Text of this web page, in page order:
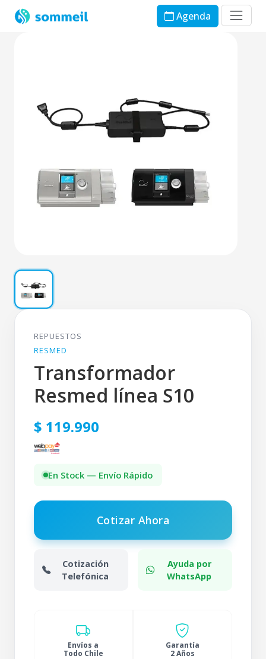
Agenda
REPUESTOS
RESMED
Transformador
Resmed línea S10
$ 119.990
En Stock — Envío Rápido
Cotizar Ahora
Cotización
Telefónica
Ayuda por
WhatsApp
Envíos a
Todo Chile
Garantía
2 Años